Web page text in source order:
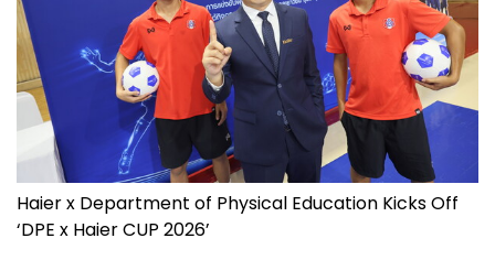
Haier x Department of Physical Education Kicks Off
‘DPE x Haier CUP 2026’